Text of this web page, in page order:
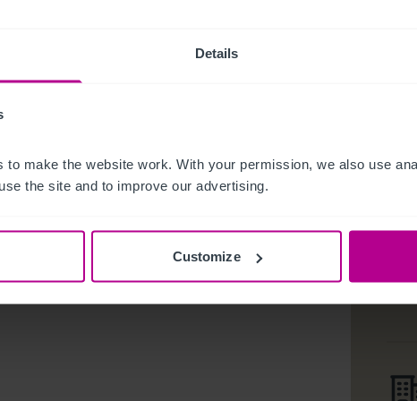
Details
to make the website work. With your permission, we also use
the site and to improve our advertising.
Customize